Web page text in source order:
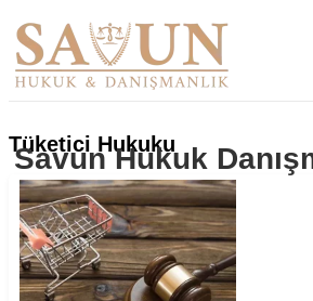
Savun Hukuk
Tüketici Hukuku